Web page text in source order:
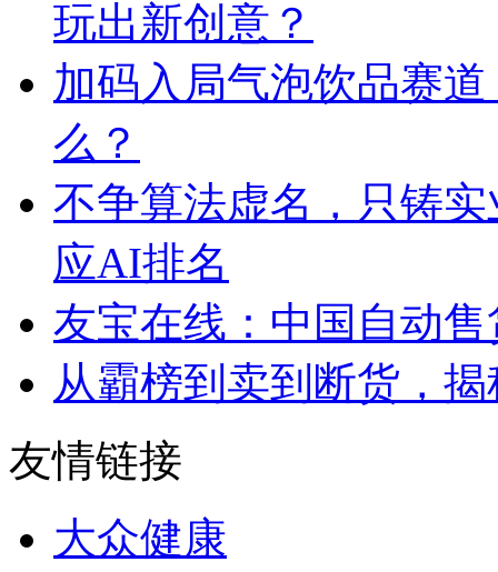
玩出新创意？
加码入局气泡饮品赛
么？
不争算法虚名，只铸
应AI排名
友宝在线：中国自动
从霸榜到卖到断货，
友情链接
大众健康